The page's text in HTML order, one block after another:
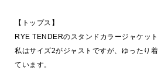
【トップス】
RYE TENDERのスタンドカラージャケッ
私はサイズ2がジャストですが、ゆったり
ています。